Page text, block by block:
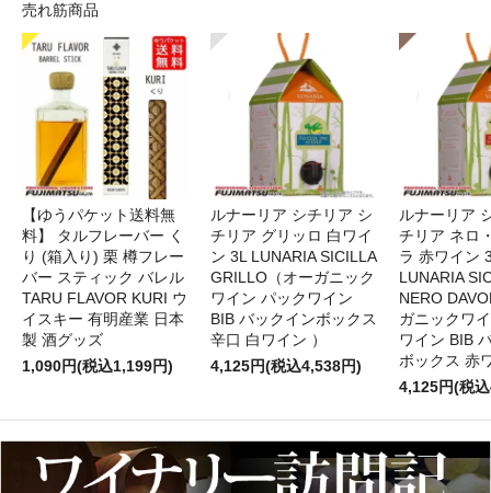
売れ筋商品
【ゆうパケット送料無
料】 タルフレーバー く
り (箱入り) 栗 樽フレー
バー スティック バレル
TARU FLAVOR KURI ウ
イスキー 有明産業 日本
製 酒グッズ
1,090円(税込1,199円)
ルナーリア シチリア シ
チリア グリッロ 白ワイ
ン 3L LUNARIA SICILLA
GRILLO（オーガニック
ワイン パックワイン
BIB バックインボックス
辛口 白ワイン ）
4,125円(税込4,538円)
ルナーリア
チリア ネロ
ラ 赤ワイ
LUNARIA
NERO
ガニックワ
ワイン BIB
ボックス 赤
4,125円(税